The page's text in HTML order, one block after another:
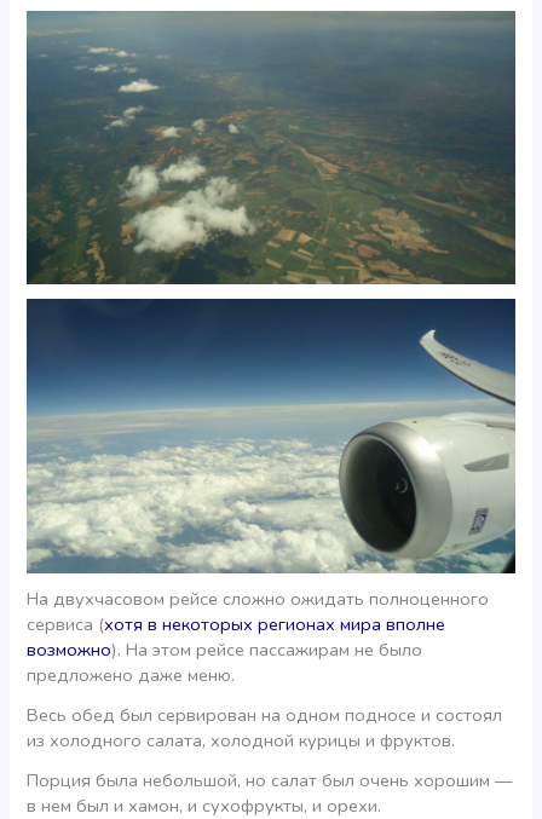
На двухчасовом рейсе сложно ожидать полноценного
сервиса (хотя в некоторых регионах мира вполне
возможно). На этом рейсе пассажирам не было
предложено даже меню.
Весь обед был сервирован на одном подносе и состоял
из холодного салата, холодной курицы и фруктов.
Порция была небольшой, но салат был очень хорошим —
в нем был и хамон, и сухофрукты, и орехи.